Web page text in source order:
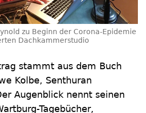
zu Beginn der Corona-Epidemie
Dachkammerstudio
stammt aus dem Buch
Kolbe, Senthuran
Augenblick nennt seinen
Tagebücher,